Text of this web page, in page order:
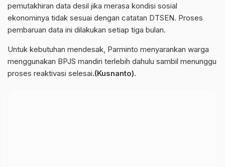
pemutakhiran data desil jika merasa kondisi sosial
ekonominya tidak sesuai dengan catatan DTSEN. Proses
pembaruan data ini dilakukan setiap tiga bulan.
Untuk kebutuhan mendesak, Parminto menyarankan warga
menggunakan BPJS mandiri terlebih dahulu sambil menunggu
proses reaktivasi selesai.(Kusnanto).